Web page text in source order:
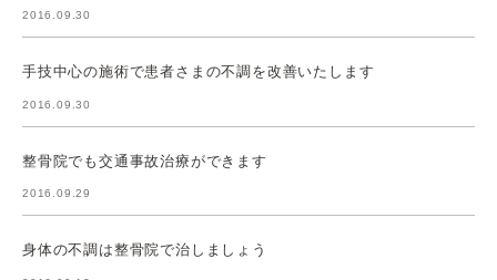
2016.09.30
手技中心の施術で患者さまの不調を改善いたします
2016.09.30
整骨院でも交通事故治療ができます
2016.09.29
身体の不調は整骨院で治しましょう